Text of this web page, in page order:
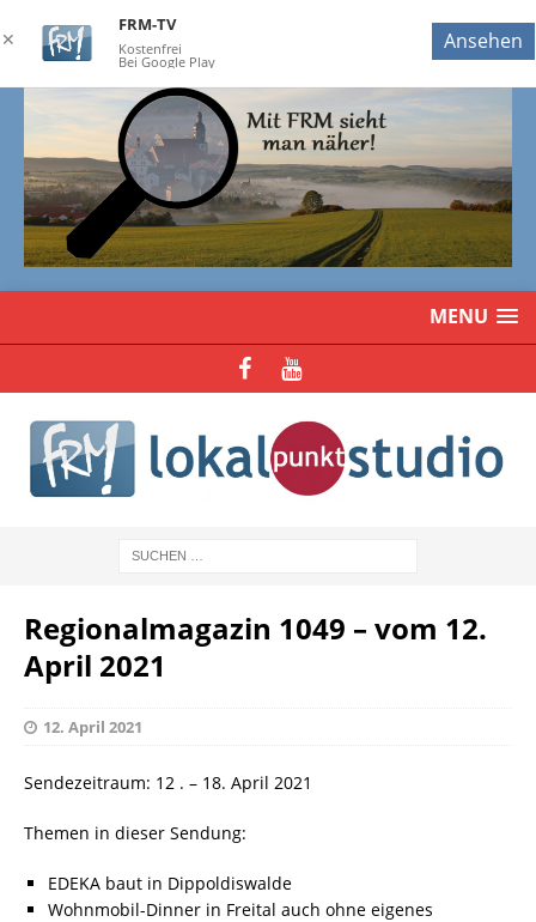
MENU
Regionalmagazin 1049 – vom 12.
April 2021
12. April 2021
Sendezeitraum: 12 . – 18. April 2021
Themen in dieser Sendung:
EDEKA baut in Dippoldiswalde
Wohnmobil-Dinner in Freital auch ohne eigenes
✕
FRM-TV
Kostenfrei
Bei Google Play
Ansehen